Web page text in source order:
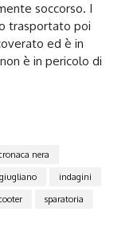
soccorso. I
trasportato poi
ed è in
è in pericolo di
nera
giugliano
indagini
sparatoria